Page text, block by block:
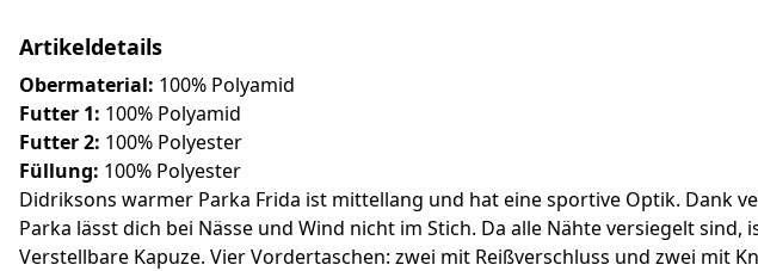
Artikeldetails
Obermaterial: 100% Polyamid
Futter 1: 100% Polyamid
Futter 2: 100% Polyester
Füllung: 100% Polyester
Didriksons warmer Parka Frida ist mittellang und hat eine sportive Optik. Dank
Parka lässt dich bei Nässe und Wind nicht im Stich. Da alle Nähte versiegelt sind,
Verstellbare Kapuze. Vier Vordertaschen: zwei mit Reißverschluss und zwei mit